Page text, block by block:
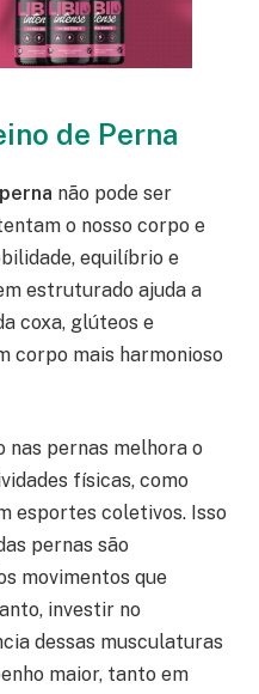
de Perna
não pode ser
o nosso corpo e
equilíbrio e
estruturado ajuda a
coxa, glúteos e
corpo mais harmonioso
nas pernas melhora o
físicas, como
esportes coletivos. Isso
pernas são
movimentos que
investir no
dessas musculaturas
maior, tanto em